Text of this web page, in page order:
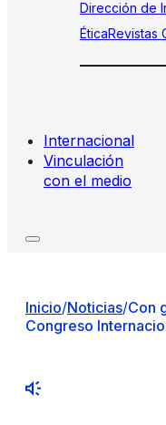
Dirección de
ÉticaRevistas
Internacional
Vinculación
con el medio
Inicio/Noticias/Con
Congreso